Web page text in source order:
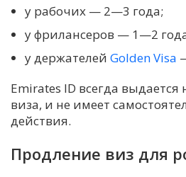
у рабочих — 2—3 года;
у фрилансеров — 1—2
у держателей Golden Visa
Emirates ID всегда выдается
виза, и не имеет
действия.
Продление виз для